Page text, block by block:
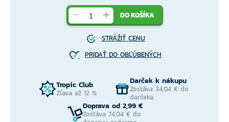
DO KOŠÍKA
STRÁŽIŤ CENU
PRIDAŤ DO OBĽÚBENÝCH
Tropic Club
Zľava až 12 %
Darček k nákupu
Zostáva 34,04 € do
darčeka
Doprava od 2,99 €
Zostáva 74,04 € do